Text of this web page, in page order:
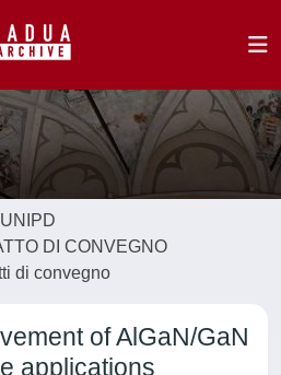
DI CONVEGNO
di convegno
of AlGaN/GaN
applications